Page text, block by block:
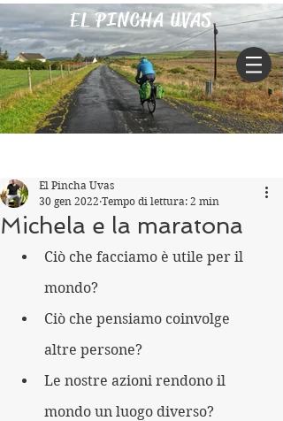
EL PINCHA UVAS
Michela e la maratona
El Pincha Uvas
30 gen 2022 Tempo di lettura: 2 min
Ciò che facciamo è utile per il
mondo?
Ciò che pensiamo coinvolge
altre persone?
Le nostre azioni rendono il
mondo un luogo diverso?